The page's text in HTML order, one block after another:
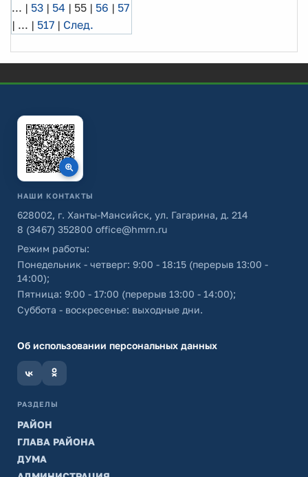
... | 53 | 54 | 55 | 56 | 57
| ... | 517 | След.
НАШИ КОНТАКТЫ
628002, г. Ханты-Мансийск, ул. Гагарина, д. 214
8 (3467) 352800 office@hmrn.ru
Режим работы:
Понедельник - четверг: 9:00 - 18:15 (перерыв 13:00 -
14:00);
Пятница: 9:00 - 17:00 (перерыв 13:00 - 14:00);
Суббота - воскресенье: выходные дни.
Об использовании персональных данных
РАЗДЕЛЫ
РАЙОН
ГЛАВА РАЙОНА
ДУМА